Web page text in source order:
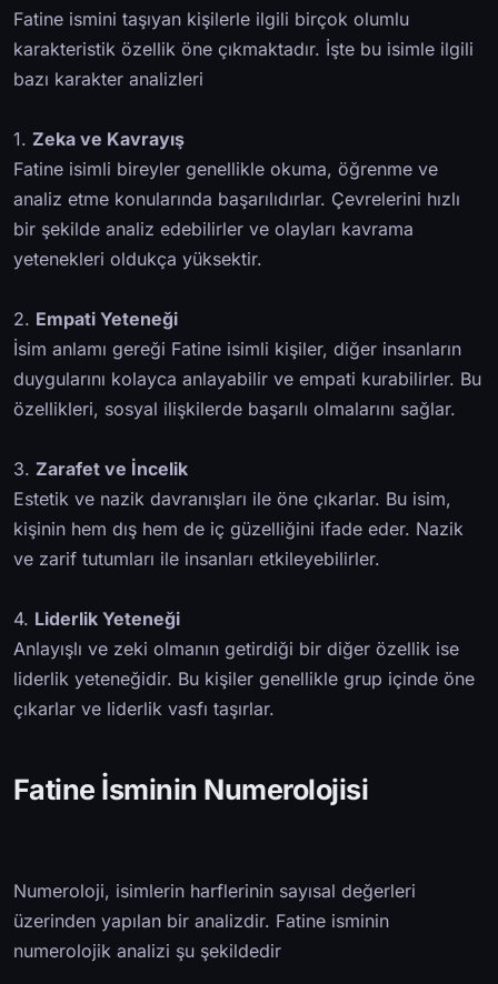
Fatine ismini taşıyan kişilerle ilgili birçok olumlu
karakteristik özellik öne çıkmaktadır. İşte bu isimle ilgili
bazı karakter analizleri
1. Zeka ve Kavrayış
Fatine isimli bireyler genellikle okuma, öğrenme ve
analiz etme konularında başarılıdırlar. Çevrelerini hızlı
bir şekilde analiz edebilirler ve olayları kavrama
yetenekleri oldukça yüksektir.
2. Empati Yeteneği
İsim anlamı gereği Fatine isimli kişiler, diğer insanların
duygularını kolayca anlayabilir ve empati kurabilirler. Bu
özellikleri, sosyal ilişkilerde başarılı olmalarını sağlar.
3. Zarafet ve İncelik
Estetik ve nazik davranışları ile öne çıkarlar. Bu isim,
kişinin hem dış hem de iç güzelliğini ifade eder. Nazik
ve zarif tutumları ile insanları etkileyebilirler.
4. Liderlik Yeteneği
Anlayışlı ve zeki olmanın getirdiği bir diğer özellik ise
liderlik yeteneğidir. Bu kişiler genellikle grup içinde öne
çıkarlar ve liderlik vasfı taşırlar.
Fatine İsminin Numerolojisi
Numeroloji, isimlerin harflerinin sayısal değerleri
üzerinden yapılan bir analizdir. Fatine isminin
numerolojik analizi şu şekildedir